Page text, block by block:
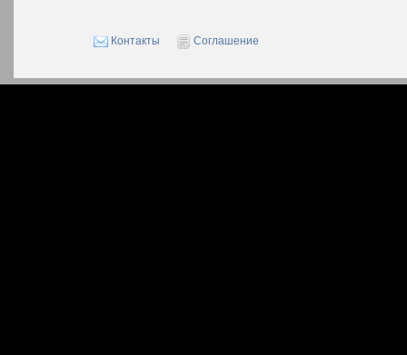
Контакты Соглашение